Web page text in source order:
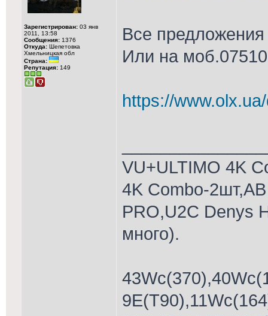
Зарегистрирован: 03 янв
2011, 13:58
Сообщения: 1376
Откуда: Шепетовка
Хмельницкая обл
Страна:
Репутация: 149
Все предложения
Или на
https://
VU+ULTIMO 4K
4K Combo-
PRO,U2C Denys
много).